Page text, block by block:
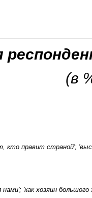
(в
кто правит страной';
'как хозяин